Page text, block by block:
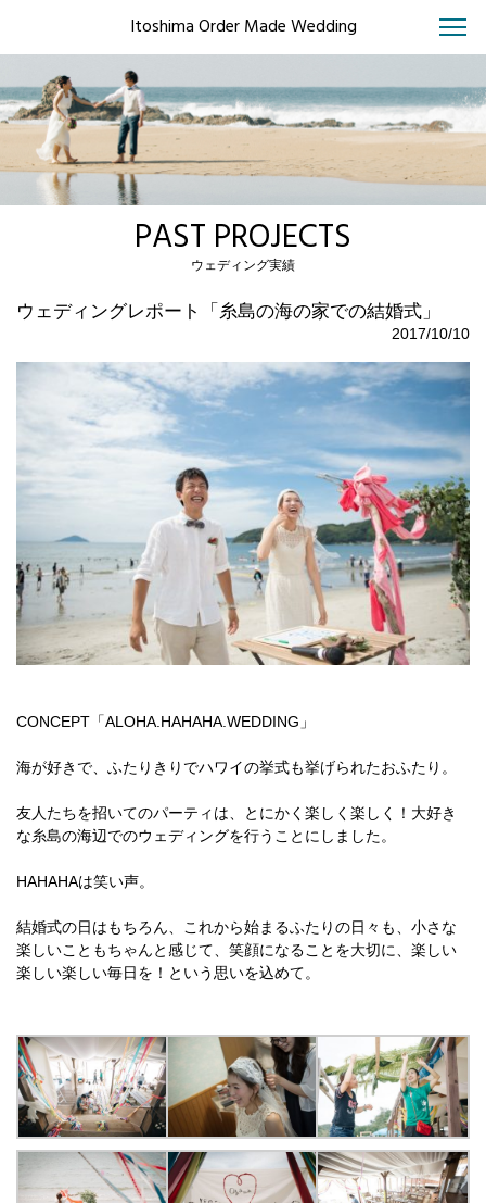
Itoshima Order Made Wedding
PAST PROJECTS
ウェディング実績
ウェディングレポート「糸島の海の家での結婚式」
2017/10/10
CONCEPT「ALOHA.HAHAHA.WEDDING」
海が好きで、ふたりきりでハワイの挙式も挙げられたおふたり。
友人たちを招いてのパーティは、とにかく楽しく楽しく！大好き
な糸島の海辺でのウェディングを行うことにしました。
HAHAHAは笑い声。
結婚式の日はもちろん、これから始まるふたりの日々も、小さな
楽しいこともちゃんと感じて、笑顔になることを大切に、楽しい
楽しい楽しい毎日を！という思いを込めて。